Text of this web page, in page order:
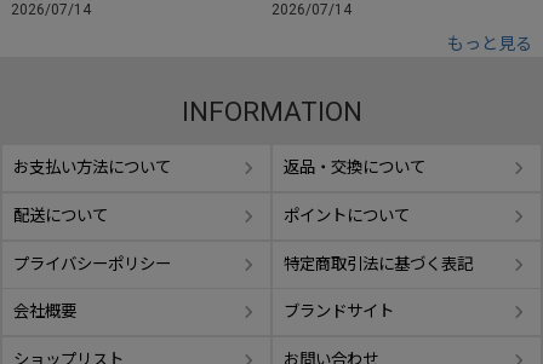
2026/07/14 2026/07/14
もっと見る
INFORMATION
お支払い方法について 返品・交換について
配送について ポイントについて
プライバシーポリシー 特定商取引法に基づく表記
会社概要 ブランドサイト
ショップリスト お問い合わせ